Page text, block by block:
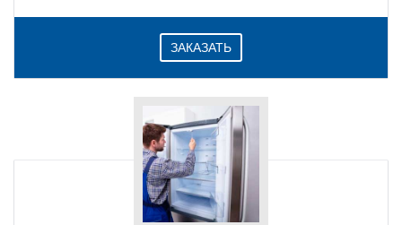
ЗАКАЗАТЬ